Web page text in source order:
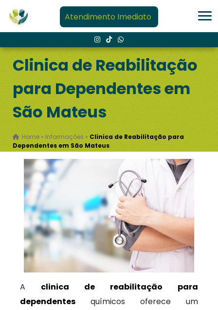
Atendimento Imediato
Clinica de Reabilitação
para Dependentes em
São Mateus
Home » Informações » Clinica de Reabilitação para
Dependentes em São Mateus
A clinica de reabilitação para
dependentes químicos oferece um